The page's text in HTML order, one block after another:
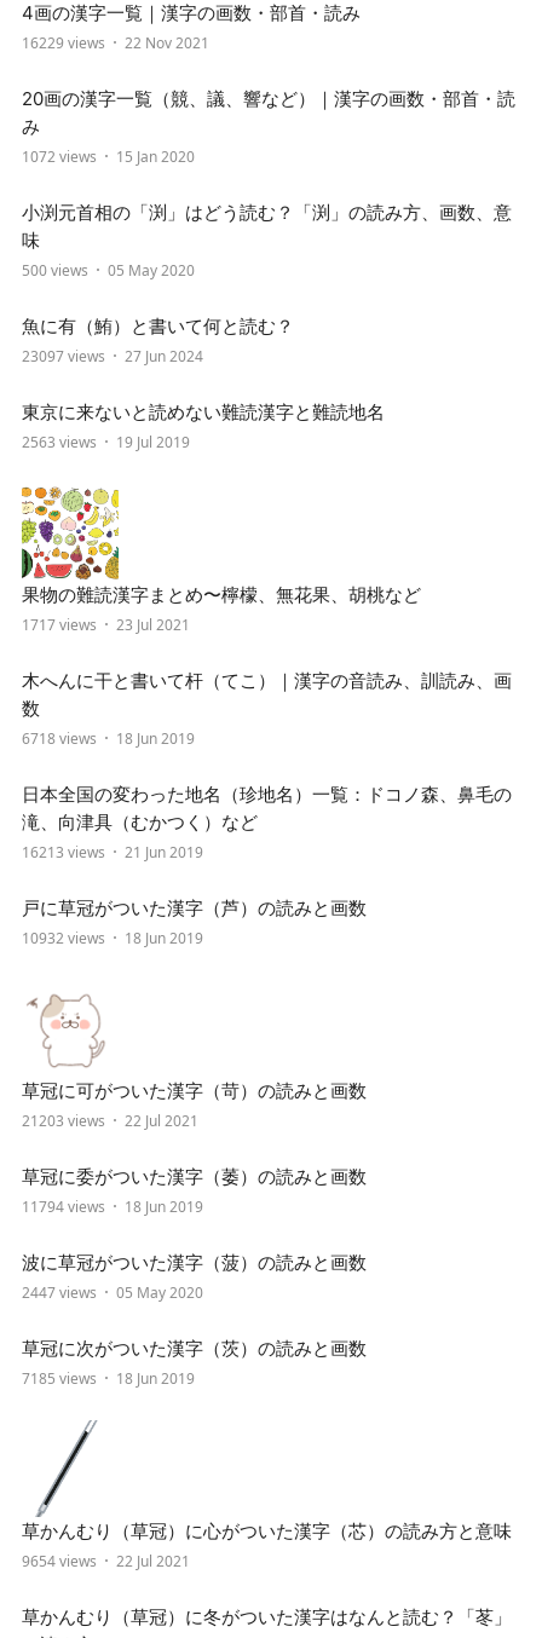
4画の漢字一覧｜漢字の画数・部首・読み
16229 views 22 Nov 2021
20画の漢字一覧（競、議、響など）｜漢字の画数・部首・読
み
1072 views 15 Jan 2020
小渕元首相の「渕」はどう読む？「渕」の読み方、画数、意
味
500 views 05 May 2020
魚に有（鮪）と書いて何と読む？
23097 views 27 Jun 2024
東京に来ないと読めない難読漢字と難読地名
2563 views 19 Jul 2019
果物の難読漢字まとめ〜檸檬、無花果、胡桃など
1717 views 23 Jul 2021
木へんに干と書いて杆（てこ）｜漢字の音読み、訓読み、画
数
6718 views 18 Jun 2019
日本全国の変わった地名（珍地名）一覧：ドコノ森、鼻毛の
滝、向津具（むかつく）など
16213 views 21 Jun 2019
戸に草冠がついた漢字（芦）の読みと画数
10932 views 18 Jun 2019
草冠に可がついた漢字（苛）の読みと画数
21203 views 22 Jul 2021
草冠に委がついた漢字（萎）の読みと画数
11794 views 18 Jun 2019
波に草冠がついた漢字（菠）の読みと画数
2447 views 05 May 2020
草冠に次がついた漢字（茨）の読みと画数
7185 views 18 Jun 2019
草かんむり（草冠）に心がついた漢字（芯）の読み方と意味
9654 views 22 Jul 2021
草かんむり（草冠）に冬がついた漢字はなんと読む？「苳」